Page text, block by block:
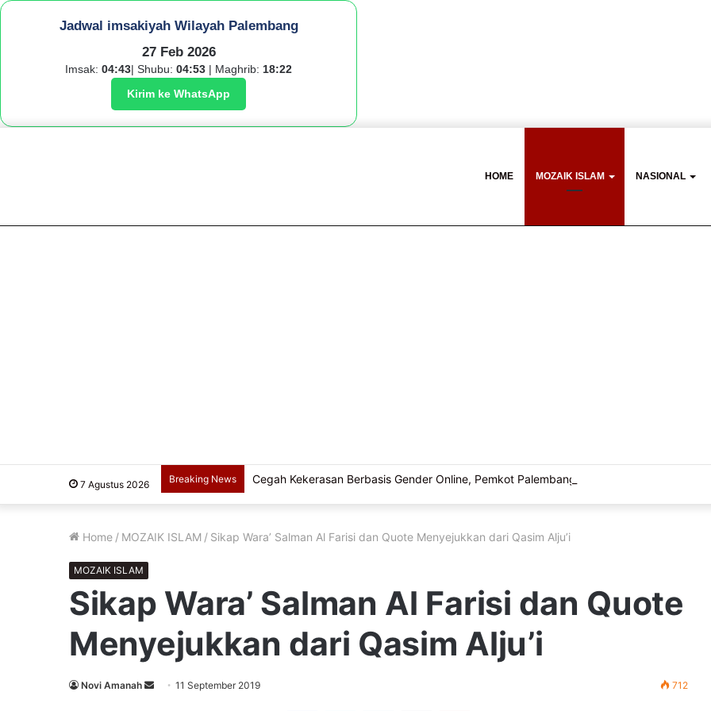
Jadwal imsakiyah Wilayah Palembang
27 Feb 2026
Imsak: 04:43| Shubu: 04:53 | Maghrib: 18:22
Kirim ke WhatsApp
HOME MOZAIK ISLAM NASIONAL
7 Agustus 2026 Breaking News Cegah Kekerasan Berbasis Gender Online, Pemkot Palembang Gelar Pelatihan Literasi
Home / MOZAIK ISLAM / Sikap Wara’ Salman Al Farisi dan Quote Menyejukkan dari Qasim Alju’i
MOZAIK ISLAM
Sikap Wara’ Salman Al Farisi dan Quote
Menyejukkan dari Qasim Alju’i
Novi Amanah
Send11 September 2019 712